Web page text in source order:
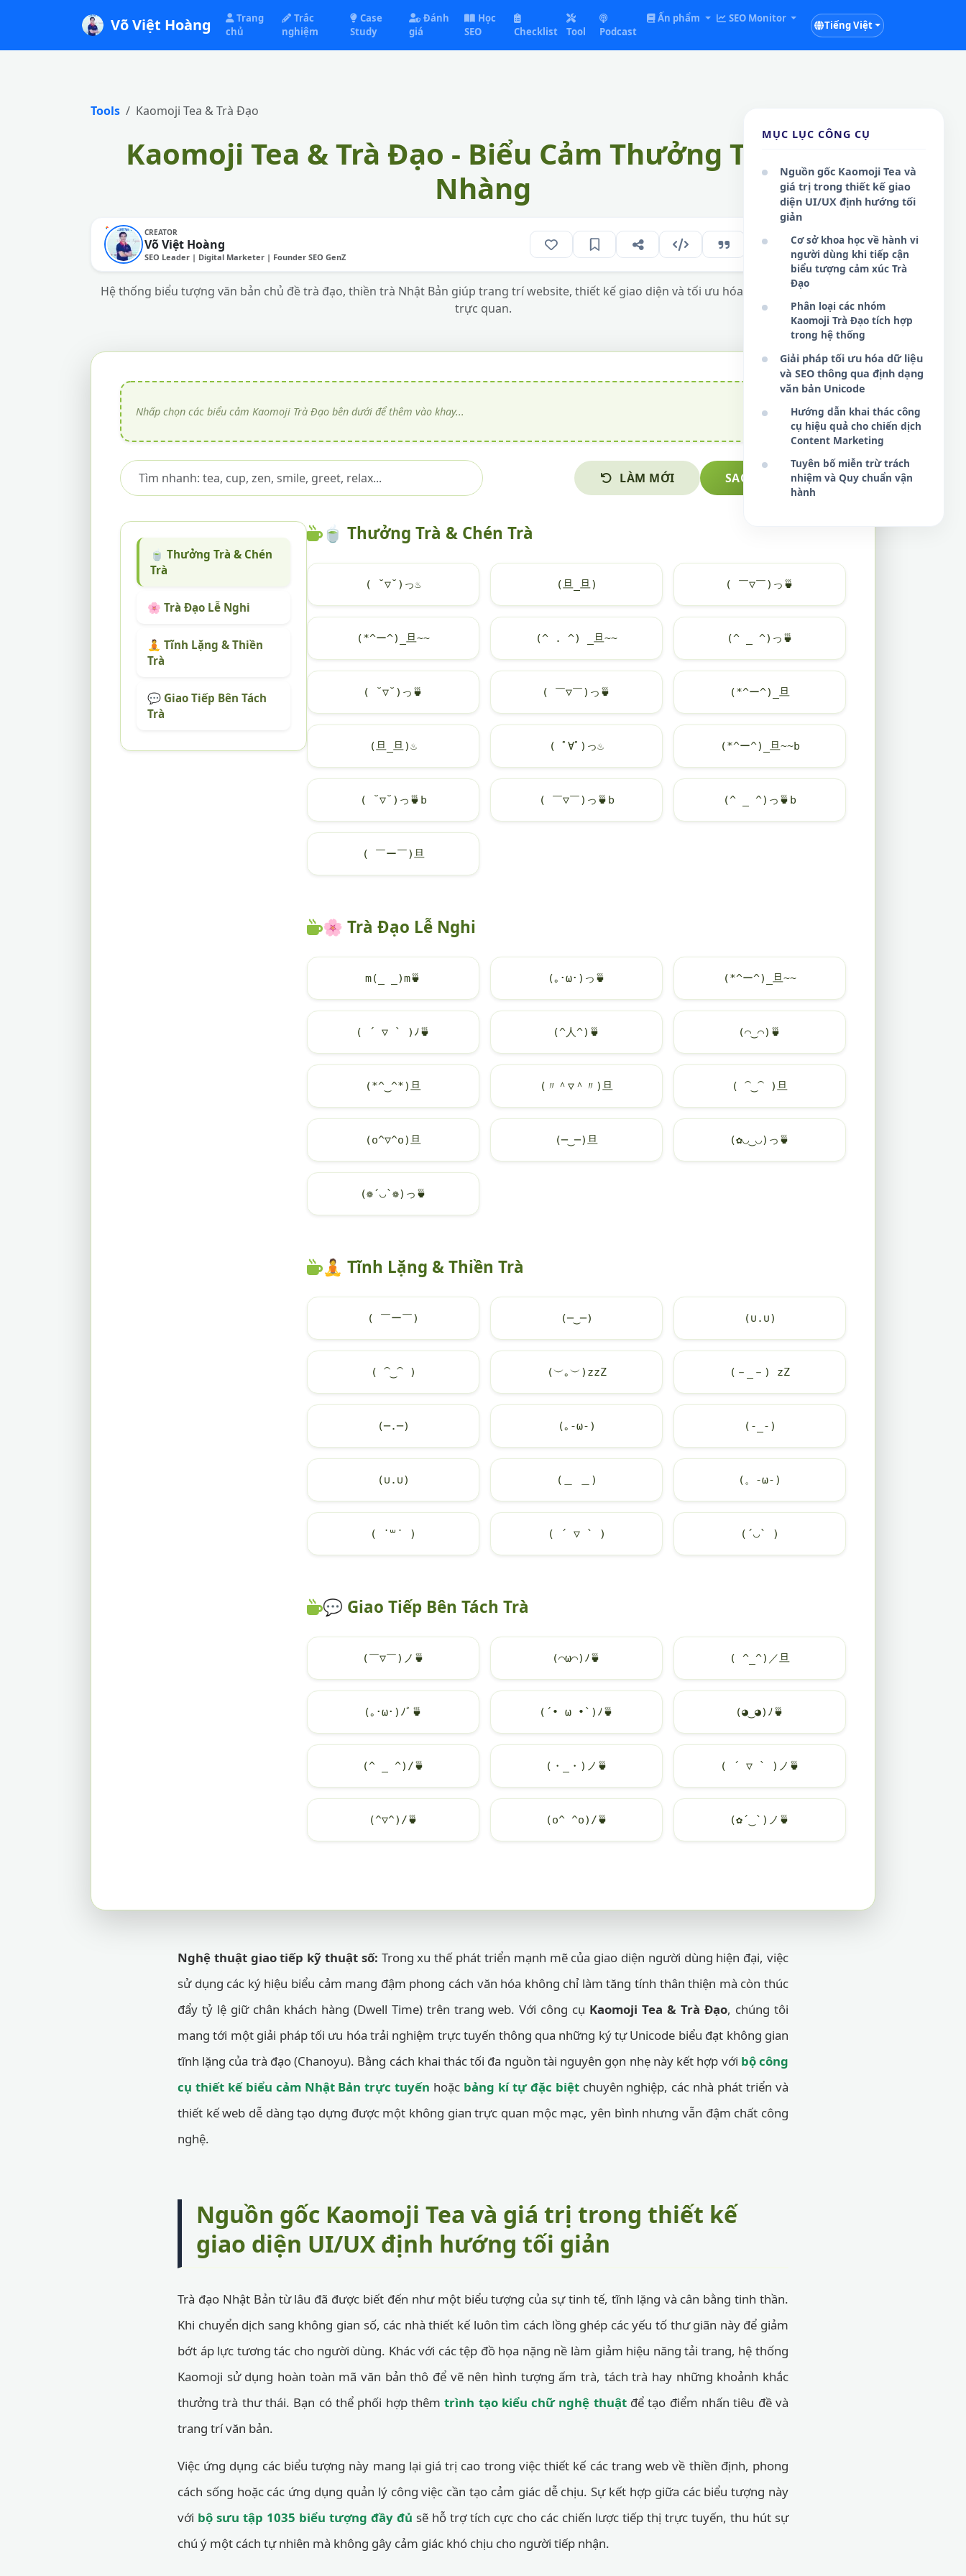
Võ Việt Hoàng
Trang
chủ
Trắc
nghiệm
Case
Study
Đánh
giá
Học
SEO
Checklist Tool Podcast
Ấn phẩm SEO Monitor
Tiếng Việt
Tools Kaomoji Tea & Trà Đạo
Kaomoji Tea & Trà Đạo - Biểu Cảm Thưởng Trà Nhẹ
Nhàng
CREATOR
Võ Việt Hoàng
SEO Leader | Digital Marketer | Founder SEO GenZ
VI 272
Hệ thống biểu tượng văn bản chủ đề trà đạo, thiền trà Nhật Bản giúp trang trí website, thiết kế giao diện và tối ưu hóa trải nghiệm tương tác
trực quan.
LÀM MỚI SAO CHÉP NGAY
🍵 Thưởng Trà & Chén
Trà
🌸 Trà Đạo Lễ Nghi
🧘 Tĩnh Lặng & Thiền
Trà
💬 Giao Tiếp Bên Tách
Trà
🍵 Thưởng Trà & Chén Trà
( ˘▽˘)っ♨ (旦_旦) ( ￣▽￣)っ 🍵
(*^ー^)_旦~~ (^ . ^) _旦~~ (^ _ ^)っ 🍵
( ˘▽˘)っ 🍵 ( ￣▽￣)っ 🍵 (*^ー^)_旦
(旦_旦)♨ ( ﾟ∀ﾟ)っ♨ (*^ー^)_旦~~b
( ˘▽˘)っ 🍵 b ( ￣▽￣)っ 🍵 b (^ _ ^)っ 🍵 b
( ￣ー￣)旦
🌸 Trà Đạo Lễ Nghi
m(_ _)m🍵 (｡･ω･)っ 🍵 (*^ー^)_旦~~
( ´ ▽ ` )ﾉ🍵 (^人^) 🍵 (⌒‿⌒) 🍵
(*^‿^*)旦 (〃＾▽＾〃)旦 ( ⁀‿⁀ )旦
(o^▽^o)旦 (─‿─)旦 (✿◡‿◡)っ 🍵
(❁´◡`❁)っ 🍵
🧘 Tĩnh Lặng & Thiền Trà
( ￣ー￣) (─‿─) (∪.∪)
( ⁀‿⁀ ) (︶｡︶)zzZ (－_－) zZ
(─.─) (｡-ω-) (-_-)
(∪.∪) (＿ ＿) (。-ω-)
( ˙꒳​˙ ) ( ´ ▽ ` ) (´◡` )
💬 Giao Tiếp Bên Tách Trà
(￣▽￣)ノ 🍵 (⌒ω⌒)ﾉ🍵 ( ^_^)／旦
(｡･ω･)ﾉﾞ 🍵 (´• ω •`)ﾉ🍵 (◕‿◕)ﾉ🍵
(^ _ ^)/🍵 (・_・)ノ 🍵 ( ´ ▽ ` )ノ 🍵
(^▽^)/🍵 (o^ ^o)/🍵 (✿´‿`)ノ 🍵
Nghệ thuật giao tiếp kỹ thuật số: Trong xu thế phát triển mạnh mẽ của giao diện người dùng hiện đại, việc
sử dụng các ký hiệu biểu cảm mang đậm phong cách văn hóa không chỉ làm tăng tính thân thiện mà còn thúc
đẩy tỷ lệ giữ chân khách hàng (Dwell Time) trên trang web. Với công cụ Kaomoji Tea & Trà Đạo, chúng tôi
mang tới một giải pháp tối ưu hóa trải nghiệm trực tuyến thông qua những ký tự Unicode biểu đạt không gian
tĩnh lặng của trà đạo (Chanoyu). Bằng cách khai thác tối đa nguồn tài nguyên gọn nhẹ này kết hợp với bộ công
cụ thiết kế biểu cảm Nhật Bản trực tuyến hoặc bảng kí tự đặc biệtchuyên nghiệp, các nhà phát triển và
thiết kế web dễ dàng tạo dựng được một không gian trực quan mộc mạc, yên bình nhưng vẫn đậm chất công
nghệ.
Nguồn gốc Kaomoji Tea và giá trị trong thiết kế
giao diện UI/UX định hướng tối giản
Trà đạo Nhật Bản từ lâu đã được biết đến như một biểu tượng của sự tinh tế, tĩnh lặng và cân bằng tinh thần.
Khi chuyển dịch sang không gian số, các nhà thiết kế luôn tìm cách lồng ghép các yếu tố thư giãn này để giảm
bớt áp lực tương tác cho người dùng. Khác với các tệp đồ họa nặng nề làm giảm hiệu năng tải trang, hệ thống
Kaomoji sử dụng hoàn toàn mã văn bản thô để vẽ nên hình tượng ấm trà, tách trà hay những khoảnh khắc
thưởng trà thư thái. Bạn có thể phối hợp thêmtrình tạo kiểu chữ nghệ thuậtđể tạo điểm nhấn tiêu đề và
trang trí văn bản.
Việc ứng dụng các biểu tượng này mang lại giá trị cao trong việc thiết kế các trang web về thiền định, phong
cách sống hoặc các ứng dụng quản lý công việc cần tạo cảm giác dễ chịu. Sự kết hợp giữa các biểu tượng này
với bộ sưu tập 1035 biểu tượng đầy đủ sẽ hỗ trợ tích cực cho các chiến lược tiếp thị trực tuyến, thu hút sự
chú ý một cách tự nhiên mà không gây cảm giác khó chịu cho người tiếp nhận.
MỤC LỤC CÔNG CỤ
Nguồn gốc Kaomoji Tea và
giá trị trong thiết kế giao
diện UI/UX định hướng tối
giản
Cơ sở khoa học về hành vi
người dùng khi tiếp cận
biểu tượng cảm xúc Trà
Đạo
Phân loại các nhóm
Kaomoji Trà Đạo tích hợp
trong hệ thống
Giải pháp tối ưu hóa dữ liệu
và SEO thông qua định dạng
văn bản Unicode
Hướng dẫn khai thác công
cụ hiệu quả cho chiến dịch
Content Marketing
Tuyên bố miễn trừ trách
nhiệm và Quy chuẩn vận
hành